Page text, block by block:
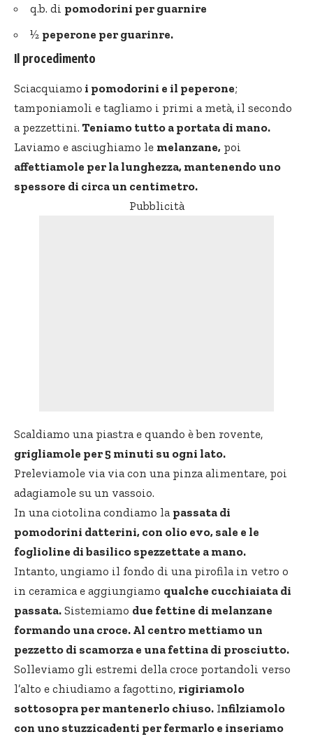
q.b. di pomodorini per guarnire
½ peperone per guarinre.
Il procedimento
Sciacquiamo i pomodorini e il peperone;
tamponiamoli e tagliamo i primi a metà, il secondo
a pezzettini. Teniamo tutto a portata di mano.
Laviamo e asciughiamo le melanzane, poi
affettiamole per la lunghezza, mantenendo uno
spessore di circa un centimetro.
Pubblicità
Scaldiamo una piastra e quando è ben rovente,
grigliamole per 5 minuti su ogni lato.
Preleviamole via via con una pinza alimentare, poi
adagiamole su un vassoio.
In una ciotolina condiamo la passata di
pomodorini datterini, con olio evo, sale e le
foglioline di basilico spezzettate a mano.
Intanto, ungiamo il fondo di una pirofila in vetro o
in ceramica e aggiungiamo qualche cucchiaiata di
passata. Sistemiamo due fettine di melanzane
formando una croce. Al centro mettiamo un
pezzetto di scamorza e una fettina di prosciutto.
Solleviamo gli estremi della croce portandoli verso
l’alto e chiudiamo a fagottino, rigiriamolo
sottosopra per mantenerlo chiuso. Infilziamolo
con uno stuzzicadenti per fermarlo e inseriamo